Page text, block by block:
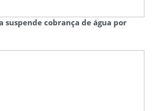
suspende cobrança de água por